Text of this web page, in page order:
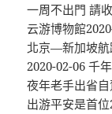
一周不出門 請
云游博物館
北京—新加坡航
2020-02-06 千
夜年老手出省
出游平安是首